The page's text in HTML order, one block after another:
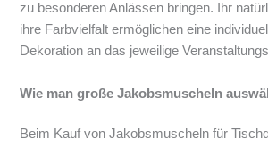
zu besonderen Anlässen bringen. Ihr
ihre Farbvielfalt ermöglichen eine
Dekoration an das jeweilige
Wie man große Jakobsmuscheln
Beim Kauf von Jakobsmuscheln für